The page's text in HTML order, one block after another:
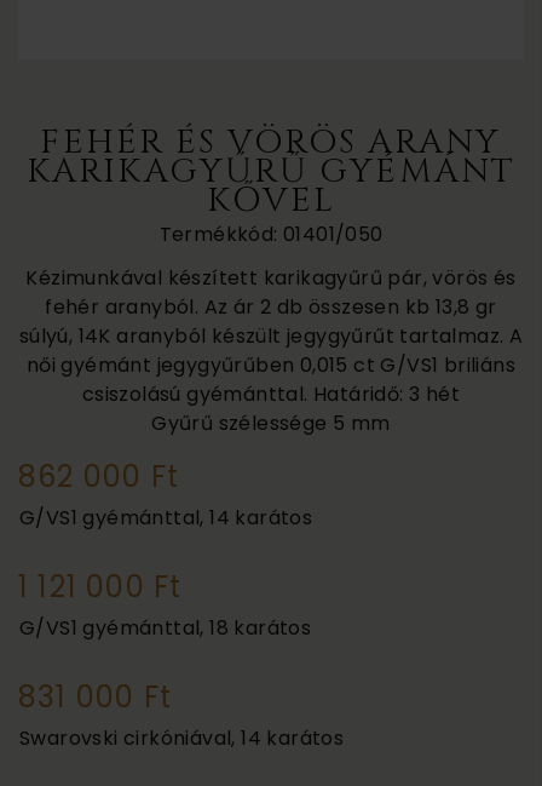
FEHÉR ÉS VÖRÖS ARANY
KARIKAGYŰRŰ GYÉMÁNT
KŐVEL
Termékkód: 01401/050
Kézimunkával készített karikagyűrű pár, vörös és
fehér aranyból. Az ár 2 db összesen kb 13,8 gr
súlyú, 14K aranyból készült jegygyűrűt tartalmaz. A
női gyémánt jegygyűrűben 0,015 ct G/VS1 briliáns
csiszolású gyémánttal. Határidő: 3 hét
Gyűrű szélessége 5 mm
862 000 Ft
G/VS1 gyémánttal, 14 karátos
1 121 000 Ft
G/VS1 gyémánttal, 18 karátos
831 000 Ft
Swarovski cirkóniával, 14 karátos